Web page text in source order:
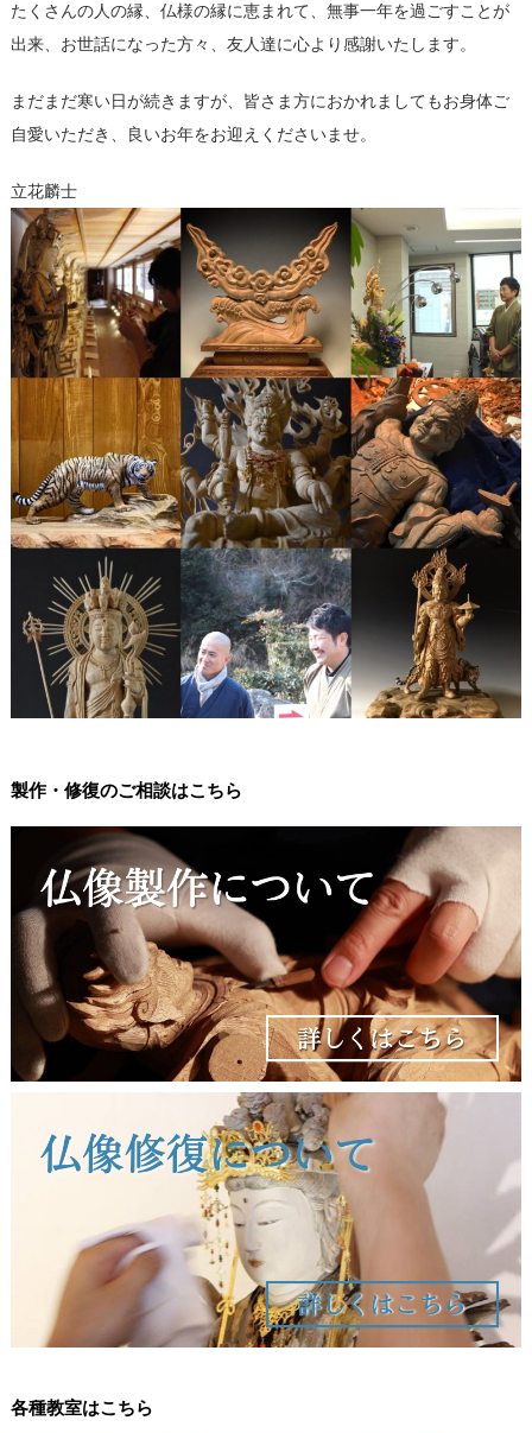
たくさんの人の縁、仏様の縁に恵まれて、無事一年を過ごすことが
出来、お世話になった方々、友人達に心より感謝いたします。
まだまだ寒い日が続きますが、皆さま方におかれましてもお身体ご
自愛いただき、良いお年をお迎えくださいませ。
立花麟士
製作・修復のご相談はこちら
各種教室はこちら